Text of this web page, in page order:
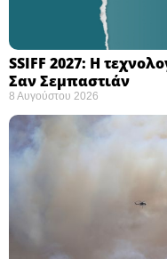
SSIFF 2027: Η
Σαν Σεμπαστιάν ​
8 Αυγούστου 2026